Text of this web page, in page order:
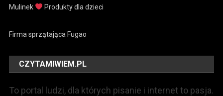
Mulinek Produkty dla dzieci
Firma sprzątająca Fugao
CZYTAMIWIEM.PL
To portal ludzi, dla których pisanie i internet to pasja.